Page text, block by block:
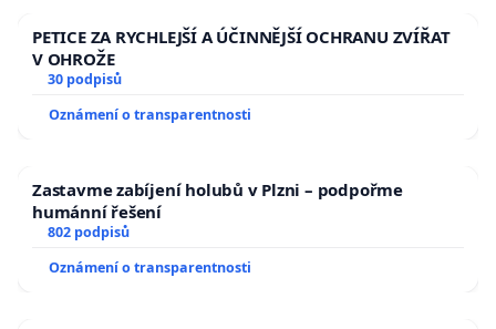
PETICE ZA RYCHLEJŠÍ A ÚČINNĚJŠÍ OCHRANU ZVÍŘAT
V OHROŽE
30 podpisů
Oznámení o transparentnosti
Zastavme zabíjení holubů v Plzni – podpořme
humánní řešení
802 podpisů
Oznámení o transparentnosti